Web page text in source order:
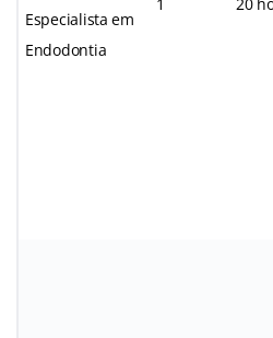
Especialista em
Endodontia